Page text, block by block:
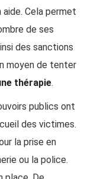
Cela permet
de ses
des sanctions
moyen de tenter
thérapie.
publics ont
des victimes.
la prise en
ou la police.